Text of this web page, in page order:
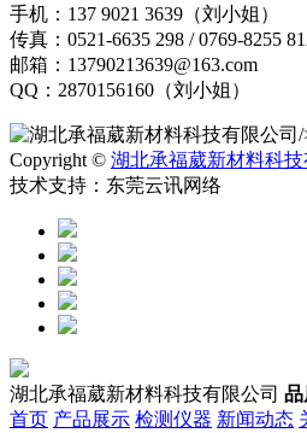
手机：137 9021 3639（刘小姐）
传真：0521-6635 298 / 0769-8255
邮箱：13790213639@163.com
QQ：2870156160（刘小姐）
/
Copyright © 湖北承福葳新材料科技
技术支持：东莞云讯网络
湖北承福葳新材料科技有限公司 品
首页 产品展示 检测仪器 新闻动态